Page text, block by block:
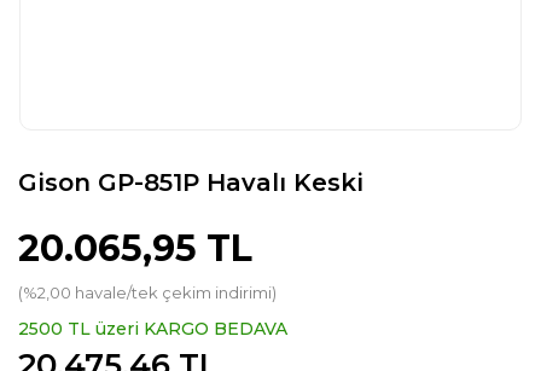
Gison GP-851P Havalı Keski
20.065,95 TL
(%2,00 havale/tek çekim indirimi)
2500 TL üzeri KARGO BEDAVA